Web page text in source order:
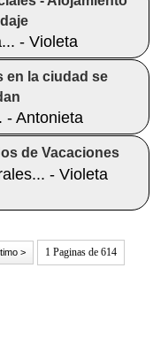
- Violeta
en la ciudad se
- Antonieta
de Vacaciones
- Violeta
> 1 Paginas de 614